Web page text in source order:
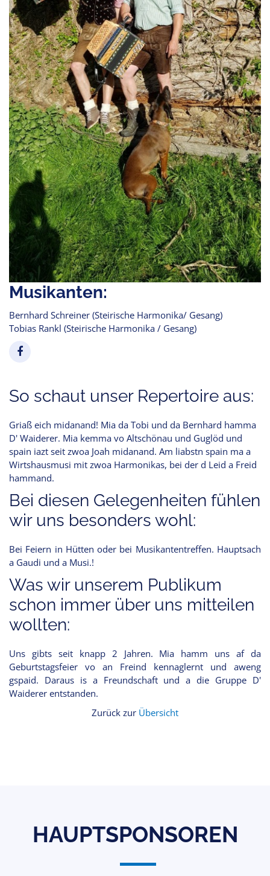
Musikanten:
Bernhard Schreiner (Steirische Harmonika/ Gesang)
Tobias Rankl (Steirische Harmonika / Gesang)
So schaut unser Repertoire aus:
Griaß eich midanand! Mia da Tobi und da Bernhard hamma
D' Waiderer. Mia kemma vo Altschönau und Guglöd und
spain iazt seit zwoa Joah midanand. Am liabstn spain ma a
Wirtshausmusi mit zwoa Harmonikas, bei der d Leid a Freid
hammand.
Bei diesen Gelegenheiten fühlen
wir uns besonders wohl:
Bei Feiern in Hütten oder bei Musikantentreffen. Hauptsach
a Gaudi und a Musi.!
Was wir unserem Publikum
schon immer über uns mitteilen
wollten:
Uns gibts seit knapp 2 Jahren. Mia hamm uns af da
Geburtstagsfeier vo an Freind kennaglernt und aweng
gspaid. Daraus is a Freundschaft und a die Gruppe D'
Waiderer entstanden.
Zurück zur Übersicht
HAUPTSPONSOREN